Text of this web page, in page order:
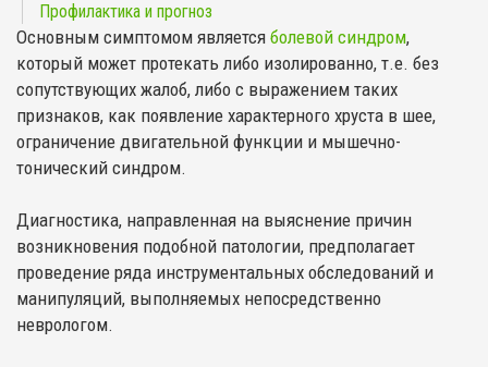
Профилактика и прогноз
Основным симптомом является болевой синдром,
который может протекать либо изолированно, т.е. без
сопутствующих жалоб, либо с выражением таких
признаков, как появление характерного хруста в шее,
ограничение двигательной функции и мышечно-
тонический синдром.
Диагностика, направленная на выяснение причин
возникновения подобной патологии, предполагает
проведение ряда инструментальных обследований и
манипуляций, выполняемых непосредственно
неврологом.